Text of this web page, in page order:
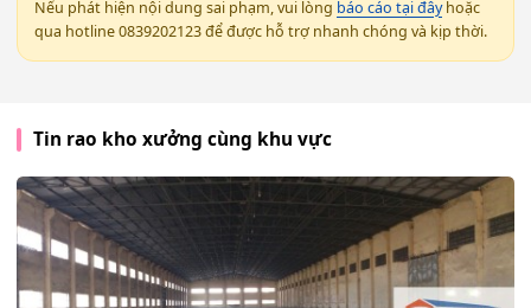
Nếu phát hiện nội dung sai phạm, vui lòng báo cáo tại đâyhoặc
qua hotline 0839202123 để được hỗ trợ nhanh chóng và kịp thời.
Tin rao kho xưởng cùng khu vực